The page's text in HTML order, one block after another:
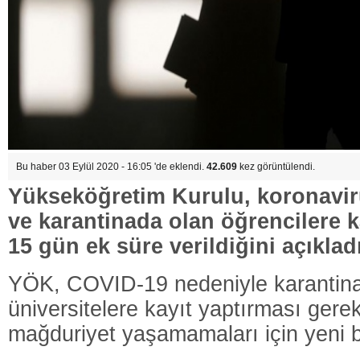
Bu haber 03 Eylül 2020 - 16:05 'de eklendi. 42.609 kez görüntülendi.
Yükseköğretim Kurulu,
ve karantinada olan öğrencilere
15 gün ek süre verildiğini
YÖK, COVID-19 nedeniyle
üniversitelere kayıt yaptırması
mağduriyet yaşamamaları için yeni